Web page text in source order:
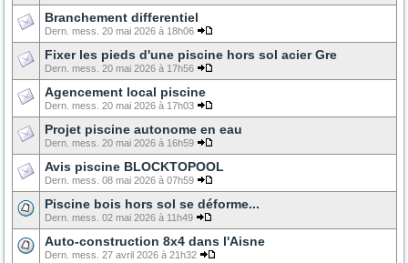
Branchement differentiel
Dern. mess. 20 mai 2026 à 18h06
Fixer les pieds d'une piscine hors sol acier Gre
Dern. mess. 20 mai 2026 à 17h56
Agencement local piscine
Dern. mess. 20 mai 2026 à 17h03
Projet piscine autonome en eau
Dern. mess. 20 mai 2026 à 16h59
Avis piscine BLOCKTOPOOL
Dern. mess. 08 mai 2026 à 07h59
Piscine bois hors sol se déforme...
Dern. mess. 02 mai 2026 à 11h49
Auto-construction 8x4 dans l'Aisne
Dern. mess. 27 avril 2026 à 21h32